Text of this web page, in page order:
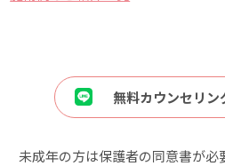
無料カウンセリン
未成年の方は保護者の同意書が必